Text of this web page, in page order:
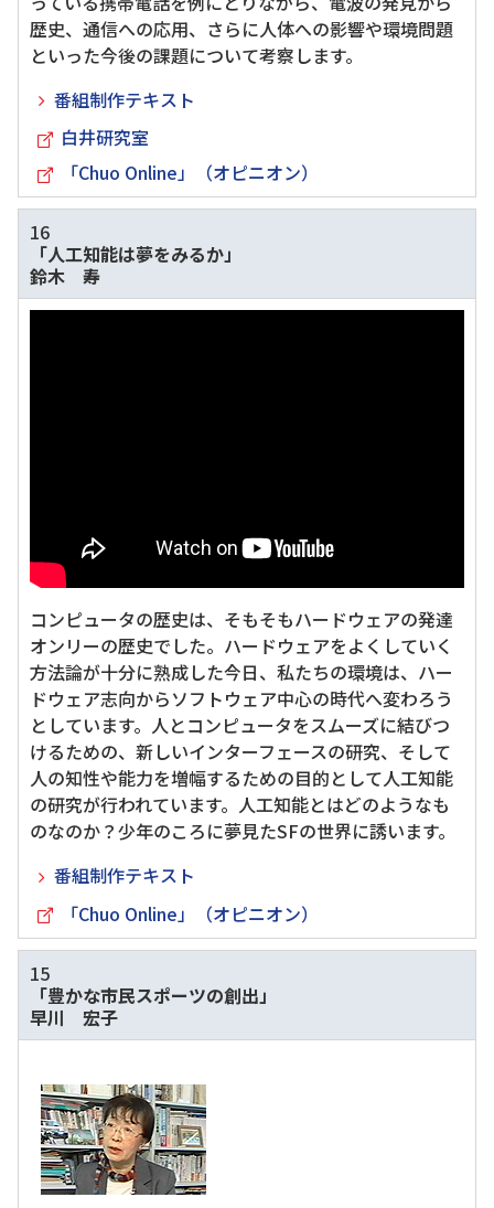
歴史、通信への応用、さらに人体への影響や環境問題
といった今後の課題について考察します。
番組制作テキスト
白井研究室
「Chuo Online」（オピニオン）
16
「人工知能は夢をみるか」
鈴木 寿
コンピュータの歴史は、そもそもハードウェアの発達
オンリーの歴史でした。ハードウェアをよくしていく
方法論が十分に熟成した今日、私たちの環境は、ハー
ドウェア志向からソフトウェア中心の時代へ変わろう
としています。人とコンピュータをスムーズに結びつ
けるための、新しいインターフェースの研究、そして
人の知性や能力を増幅するための目的として人工知能
の研究が行われています。人工知能とはどのようなも
のなのか？少年のころに夢見たSFの世界に誘います。
番組制作テキスト
「Chuo Online」（オピニオン）
15
「豊かな市民スポーツの創出」
早川 宏子